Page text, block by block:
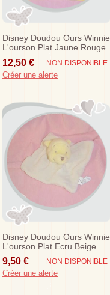
Disney Doudou Ours Winnie
L'ourson Plat Jaune Rouge
Nicotoy Sos
12,50 € NON DISPONIBLE
Créer une alerte
Disney Doudou Ours Winnie
L'ourson Plat Ecru Beige
Clair Nicotoy Sos
9,50 € NON DISPONIBLE
Créer une alerte